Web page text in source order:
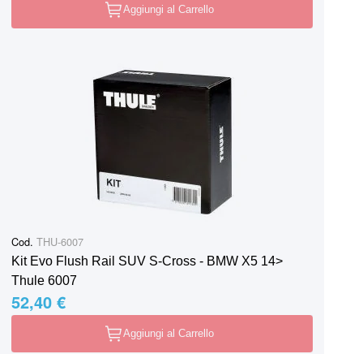
Aggiungi al Carrello
Cod. THU-6007
Kit Evo Flush Rail SUV S-Cross - BMW X5 14>
Thule 6007
52,40 €
Aggiungi al Carrello